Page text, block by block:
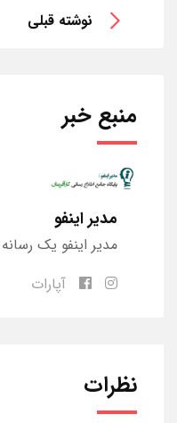
نوشته قبلی
منبع خبر
مدیر اینفو
مدیر اینفو یک
آپارات
نظرات